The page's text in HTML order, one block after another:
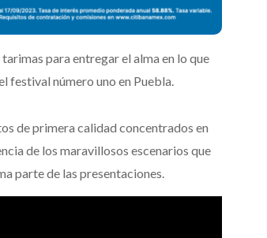
para entregar el alma en lo que
festival número uno en Puebla.
de primera calidad concentrados en
de los maravillosos escenarios que
parte de las presentaciones.